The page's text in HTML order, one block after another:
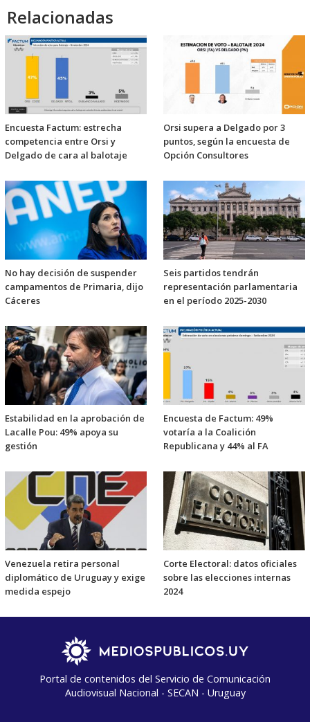
Relacionadas
Encuesta Factum: estrecha
competencia entre Orsi y
Delgado de cara al balotaje
Orsi supera a Delgado por 3
puntos, según la encuesta de
Opción Consultores
No hay decisión de suspender
campamentos de Primaria, dijo
Cáceres
Seis partidos tendrán
representación parlamentaria
en el período 2025-2030
Estabilidad en la aprobación de
Lacalle Pou: 49% apoya su
gestión
Encuesta de Factum: 49%
votaría a la Coalición
Republicana y 44% al FA
Venezuela retira personal
diplomático de Uruguay y exige
medida espejo
Corte Electoral: datos oficiales
sobre las elecciones internas
2024
Portal de contenidos del Servicio de Comunicación
Audiovisual Nacional - SECAN - Uruguay